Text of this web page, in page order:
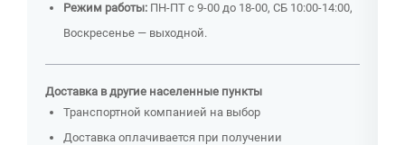
Режим работы: ПН-ПТ с 9-00 до 18-00, СБ 10:00-14:00,
Воскресенье — выходной.
Доставка в другие населенные пункты
Транспортной компанией на выбор
Доставка оплачивается при получении